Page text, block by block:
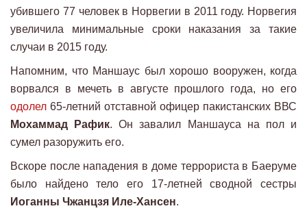
убившего 77 человек в Норвегии в 2011 году. Норвегия
увеличила минимальные сроки наказания за такие
случаи в 2015 году.
Напомним, что Маншаус был хорошо вооружен, когда
ворвался в мечеть в августе прошлого года, но его
одолел 65-летний отставной офицер пакистанских ВВС
Мохаммад Рафик. Он завалил Маншауса на пол и
сумел разоружить его.
Вскоре после нападения в доме террориста в Баеруме
было найдено тело его 17-летней сводной сестры
Иоганны Чжанцзя Иле-Хансен.